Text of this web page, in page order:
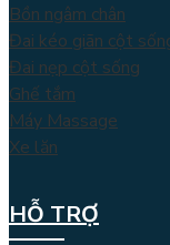
Bồn ngâm chân
Đai kéo giãn cột
Đai nẹp cột sống
Ghế tắm
Máy Massage
Xe lăn
HỖ TRỢ